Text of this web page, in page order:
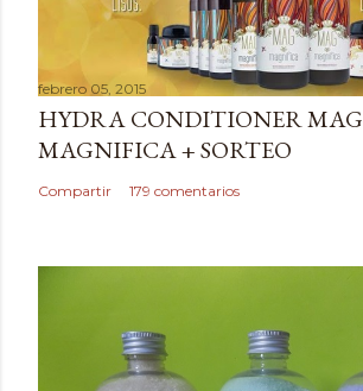
a
r
u
n
c
febrero 05, 2015
HYDRA CONDITIONER MAG
MAGNIFICA + SORTEO
Compartir 179 comentarios